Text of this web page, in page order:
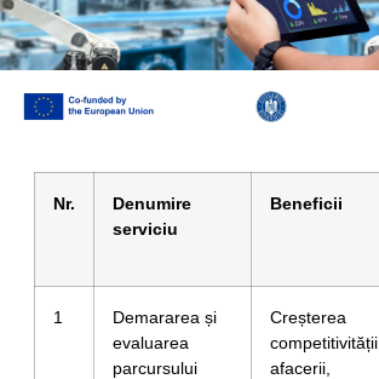
Nr.
Denumire
serviciu
Beneficii
1
Demararea și
evaluarea
parcursului
Creșterea
competitivității
afacerii,